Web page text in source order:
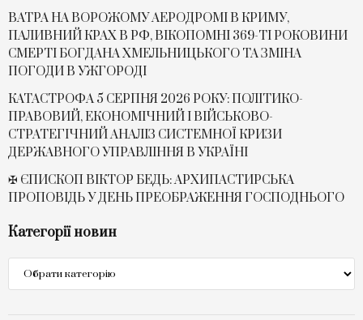
ВАТРА НА ВОРОЖОМУ АЕРОДРОМІ В КРИМУ,
ПАЛИВНИЙ КРАХ В РФ, ВІКОПОМНІ 369-ТІ РОКОВИНИ
СМЕРТІ БОГДАНА ХМЕЛЬНИЦЬКОГО ТА ЗМІНА
ПОГОДИ В УЖГОРОДІ
КАТАСТРОФА 5 СЕРПНЯ 2026 РОКУ: ПОЛІТИКО-
ПРАВОВИЙ, ЕКОНОМІЧНИЙ І ВІЙСЬКОВО-
СТРАТЕГІЧНИЙ АНАЛІЗ СИСТЕМНОЇ КРИЗИ
ДЕРЖАВНОГО УПРАВЛІННЯ В УКРАЇНІ
✠ ЄПИСКОП ВІКТОР БЕДЬ: АРХИПАСТИРСЬКА
ПРОПОВІДЬ У ДЕНЬ ПРЕОБРАЖЕННЯ ГОСПОДНЬОГО
Категорії новин
новин